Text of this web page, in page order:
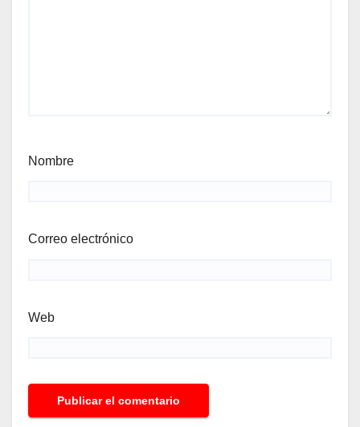
Nombre
Correo electrónico
Web